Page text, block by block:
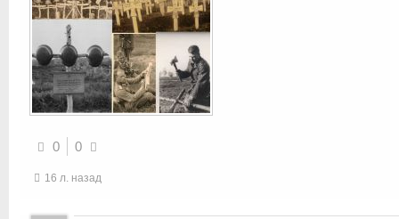
0 0
16 л. назад